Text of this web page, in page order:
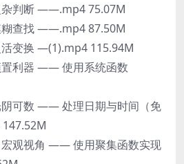
杂判断 ——.mp4 75.07M
糊查找 ——.mp4 87.50M
变换 —(1).mp4 115.94M
置利器 —— 使用系统函数
阴可数 —— 处理日期与时间（免
宏观视角 —— 使用聚集函数实现